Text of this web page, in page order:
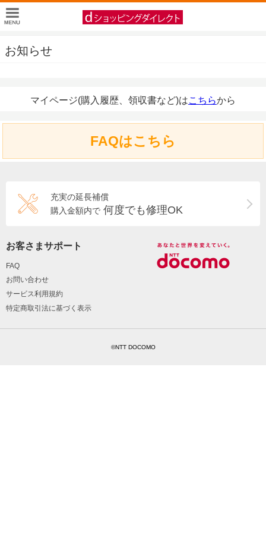
お知らせ
マイページ(購入履歴、領収書など)はこちらから
FAQはこちら
充実の延長補償
購入金額内で 何度でも修理OK
お客さまサポート
FAQ
お問い合わせ
サービス利用規約
特定商取引法に基づく表示
©NTT DOCOMO